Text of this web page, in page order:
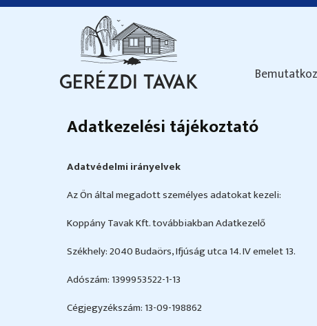
Adatkezelési tájékoztató
Adatvédelmi irányelvek
Az Ön által megadott személyes adatokat kezeli:
Koppány Tavak Kft. továbbiakban Adatkezelő
Székhely: 2040 Budaörs, Ifjúság utca 14. IV emelet 13.
Adószám: 1399953522-1-13
Cégjegyzékszám: 13-09-198862